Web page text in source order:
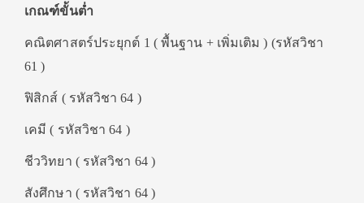
เกณฑ์ขั้นต่ำ
คณิตศาสตร์ประยุกต์ 1 ( พื้นฐาน + เพิ่มเติม ) (รหัสวิชา
61 )
ฟิสิกส์ ( รหัสวิชา 64 )
เคมี ( รหัสวิชา 64 )
ชีววิทยา ( รหัสวิชา 64 )
สังศึกษา ( รหัสวิชา 64 )